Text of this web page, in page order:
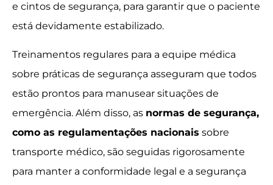
e cintos de segurança, para garantir que o paciente
está devidamente estabilizado.
Treinamentos regulares para a equipe médica
sobre práticas de segurança asseguram que todos
estão prontos para manusear situações de
emergência. Além disso, as normas de segurança,
como as regulamentações nacionais sobre
transporte médico, são seguidas rigorosamente
para manter a conformidade legal e a segurança